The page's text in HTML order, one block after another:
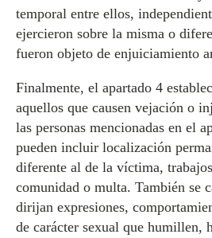
temporal entre ellos,
ejercieron sobre la misma o
fueron objeto de enjuiciamiento
Finalmente, el apartado 4
aquellos que causen vejación o
las personas mencionadas en el
pueden incluir localización
diferente al de la víctima,
comunidad o multa. También se
dirijan expresiones,
de carácter sexual que humillen,